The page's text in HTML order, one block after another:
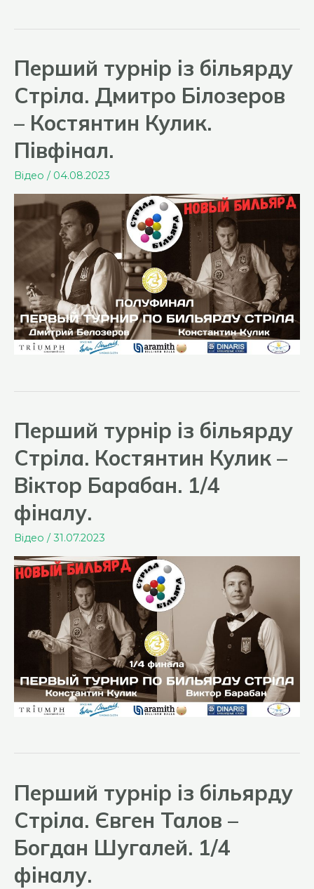
Перший турнір із більярду
Стріла. Дмитро Білозеров
– Костянтин Кулик.
Півфінал.
Відео / 04.08.2023
Перший турнір із більярду
Стріла. Костянтин Кулик –
Віктор Барабан. 1/4
фіналу.
Відео /31.07.2023
Перший турнір із більярду
Стріла. Євген Талов –
Богдан Шугалей. 1/4
фіналу.